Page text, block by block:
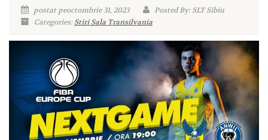
postat peoctombrie 31, 2023
Posted By: SLT Sibiu
Categories:Stiri Sala Transilvania